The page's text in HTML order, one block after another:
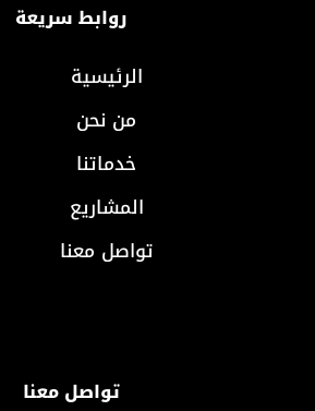
روابط سريعة
الرئيسية
من نحن
خدماتنا
المشاريع
تواصل معنا
تواصل معنا